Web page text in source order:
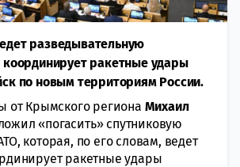
разведывательную
координирует ракетные удары
по новым территориям России.
от Крымского региона Михаил
«погасить» спутниковую
которая, по его словам, ведет
ракетные удары